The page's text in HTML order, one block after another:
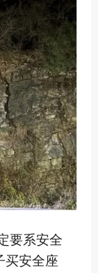
要系安全
买安全座